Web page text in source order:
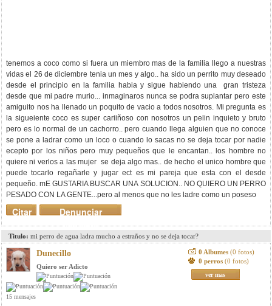
tenemos a coco como si fuera un miembro mas de la familia llego a nuestras
vidas el 26 de diciembre tenia un mes y algo.. ha sido un perrito muy deseado
desde el principio en la familia habia y sigue habiendo una gran tristeza
desde que mi padre murio... inmaginaros nunca se podra suplantar pero este
amiguito nos ha llenado un poquito de vacio a todos nosotros. Mi pregunta es
la sigueiente coco es super cariiñoso con nosotros un pelin inquieto y bruto
pero es lo normal de un cachorro.. pero cuando llega alguien que no conoce
se pone a ladrar como un loco o cuando lo sacas no se deja tocar por nadie
ecepto por los niños pero muy pequeños que le encantan.. los hombre no
quiere ni verlos a las mujer se deja algo mas.. de hecho el unico hombre que
puede tocarlo regañarle y jugar ect es mi pareja que esta con el desde
pequeño. mE GUSTARIA BUSCAR UNA SOLUCION.. NO QUIERO UN PERRO
PESADO CON LA GENTE...pero al menos que no les ladre como un poseso
Denunciar
mensaje
Citar
Titulo: mi perro de agua ladra mucho a estraños y no se deja tocar?
Dunecillo
Quiero ser Adicto
15 mensajes
0 Albumes (0 fotos)
0 perros (0 fotos)
ver mas